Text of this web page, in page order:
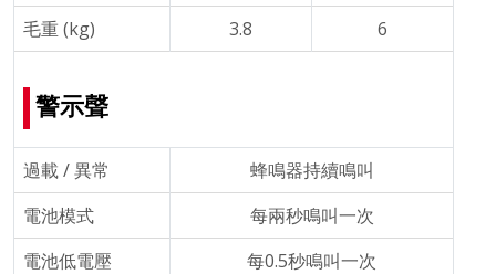
毛重 (kg)
3.8 6
警示聲
過載 / 異常
蜂鳴器持續鳴叫
電池模式
每兩秒鳴叫一次
電池低電壓
每0.5秒鳴叫一次